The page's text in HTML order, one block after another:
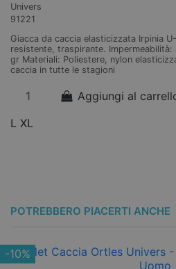
Univers
91221
Giacca da caccia elasticizzata Irpinia
resistente, traspirante.
gr Materiali: Poliestere, nylon
caccia in tutte le stagioni
Aggiungi al
L XL
POTREBBERO PIACERTI ANCHE
-10%